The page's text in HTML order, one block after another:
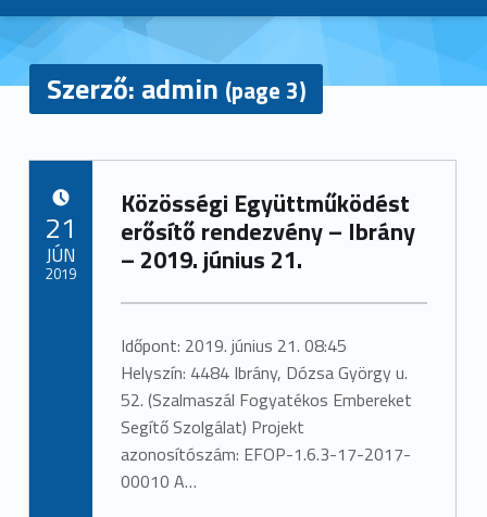
Szerző: admin (page 3)
e
Közösségi Együttműködést
erősítő rendezvény – Ibrány
– 2019. június 21.
Időpont: 2019. június 21. 08:45
Helyszín: 4484 Ibrány, Dózsa György u.
52. (Szalmaszál Fogyatékos Embereket
Segítő Szolgálat) Projekt
azonosítószám: EFOP-1.6.3-17-2017-
00010 A…
21
JÚN
2019